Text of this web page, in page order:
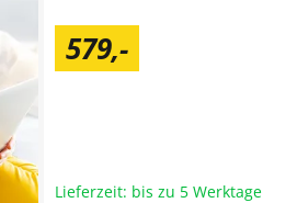
579,-
Lieferzeit: bis zu 5 Werktage